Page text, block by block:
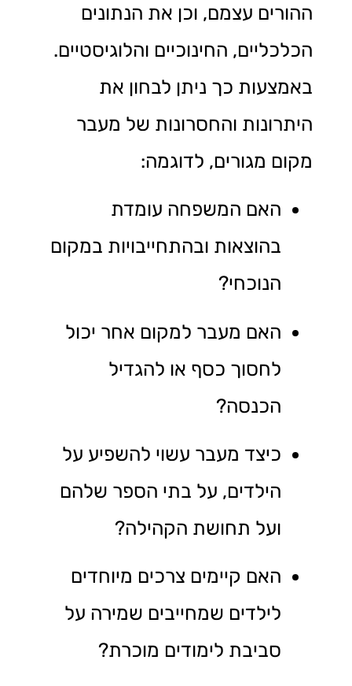
ההורים עצמם, וכן את הנתונים
הכלכליים, החינוכיים והלוגיסטיים.
באמצעות כך ניתן לבחון את
היתרונות והחסרונות של מעבר
מקום מגורים, לדוגמה:
האם המשפחה עומדת
בהוצאות ובהתחייבויות במקום
הנוכחי?
האם מעבר למקום אחר יכול
לחסוך כסף או להגדיל
הכנסה?
כיצד מעבר עשוי להשפיע על
הילדים, על בתי הספר שלהם
ועל תחושת הקהילה?
האם קיימים צרכים מיוחדים
לילדים שמחייבים שמירה על
סביבת לימודים מוכרת?